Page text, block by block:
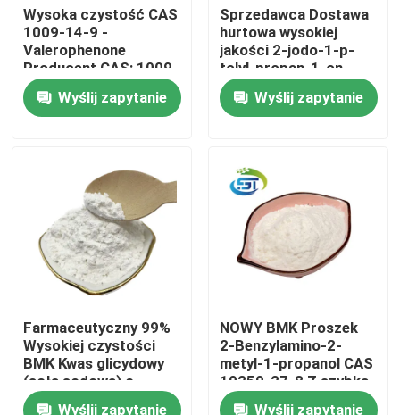
O nas
Wycieczka po fabryce
Kontrola jakości
Skontaktuj się z nami
Poprosić o wycenę
BMK Chemia
Firma Chemiczna PMK
Firma BDO Chemical
Wysoka czystość CAS
1009-14-9 -
Valerophenone
Producent CAS: 1009-
14-9 - Znajdź
konkurencyjne ceny
Wyślij zapytanie
Sprzedawca Dostawa
hurtowa wysokiej
jakości 2-jodo-1-p-
tolyl-propan-1-on
proszek cas 236117-
38-7 niższa cena
Wyślij zapytanie
Farmaceutyczny 99%
Wysokiej czystości
BMK Kwas glicydowy
(soła sodowa) o
najwyższej jakości
Wyślij zapytanie
NOWY BMK Proszek
2-Benzylamino-2-
metyl-1-propanol CAS
10250-27-8 Z szybką
dostawą
Wyślij zapytanie